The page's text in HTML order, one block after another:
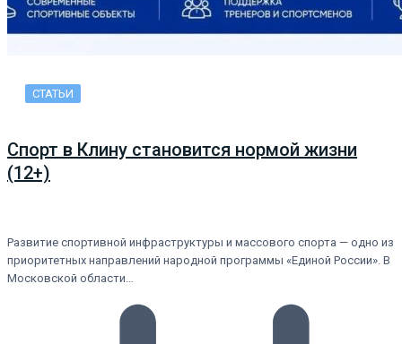
СТАТЬИ
Спорт в Клину становится нормой жизни
(12+)
Развитие спортивной инфраструктуры и массового спорта — одно из
приоритетных направлений народной программы «Единой России». В
Московской области…